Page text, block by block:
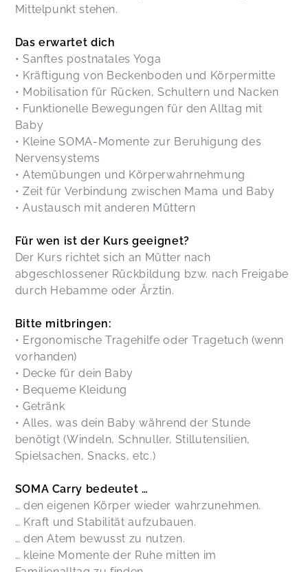
Mittelpunkt stehen.
Das erwartet dich
• Sanftes postnatales Yoga
• Kräftigung von Beckenboden und Körpermitte
• Mobilisation für Rücken, Schultern und Nacken
• Funktionelle Bewegungen für den Alltag mit
Baby
• Kleine SOMA-Momente zur Beruhigung des
Nervensystems
• Atemübungen und Körperwahrnehmung
• Zeit für Verbindung zwischen Mama und Baby
• Austausch mit anderen Müttern
Für wen ist der Kurs geeignet?
Der Kurs richtet sich an Mütter nach
abgeschlossener Rückbildung bzw. nach Freigabe
durch Hebamme oder Ärztin.
Bitte mitbringen:
• Ergonomische Tragehilfe oder Tragetuch (wenn
vorhanden)
• Decke für dein Baby
• Bequeme Kleidung
• Getränk
• Alles, was dein Baby während der Stunde
benötigt (Windeln, Schnuller, Stillutensilien,
Spielsachen, Snacks, etc.)
SOMA Carry bedeutet …
… den eigenen Körper wieder wahrzunehmen.
… Kraft und Stabilität aufzubauen.
… den Atem bewusst zu nutzen.
… kleine Momente der Ruhe mitten im